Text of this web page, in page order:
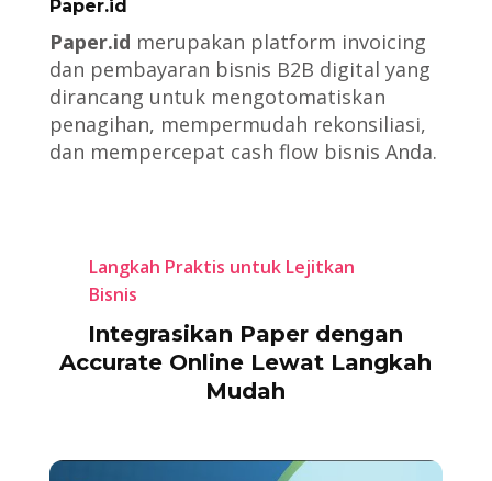
Paper.id
Paper.id merupakan platform invoicing
dan pembayaran bisnis B2B digital yang
dirancang untuk mengotomatiskan
penagihan, mempermudah rekonsiliasi,
dan mempercepat cash flow bisnis Anda.
Langkah Praktis untuk Lejitkan
Bisnis
Integrasikan Paper dengan
Accurate Online Lewat Langkah
Mudah